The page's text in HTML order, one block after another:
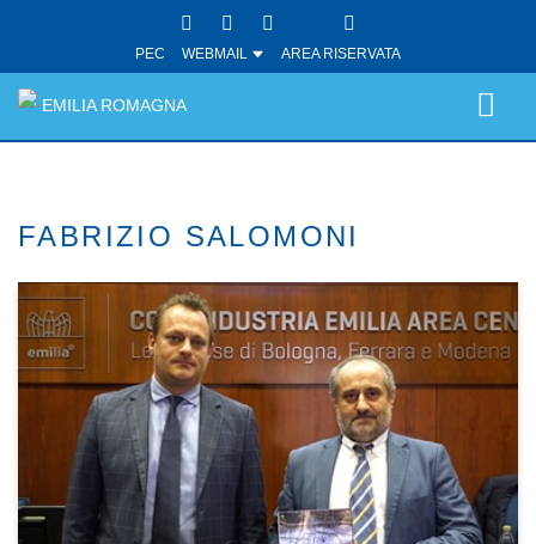
PEC WEBMAIL AREA RISERVATA
EMILIA ROMAGNA
FABRIZIO SALOMONI